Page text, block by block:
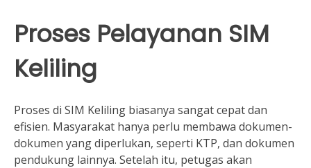
Proses Pelayanan SIM
Keliling
Proses di SIM Keliling biasanya sangat cepat dan
efisien. Masyarakat hanya perlu membawa dokumen-
dokumen yang diperlukan, seperti KTP, dan dokumen
pendukung lainnya. Setelah itu, petugas akan